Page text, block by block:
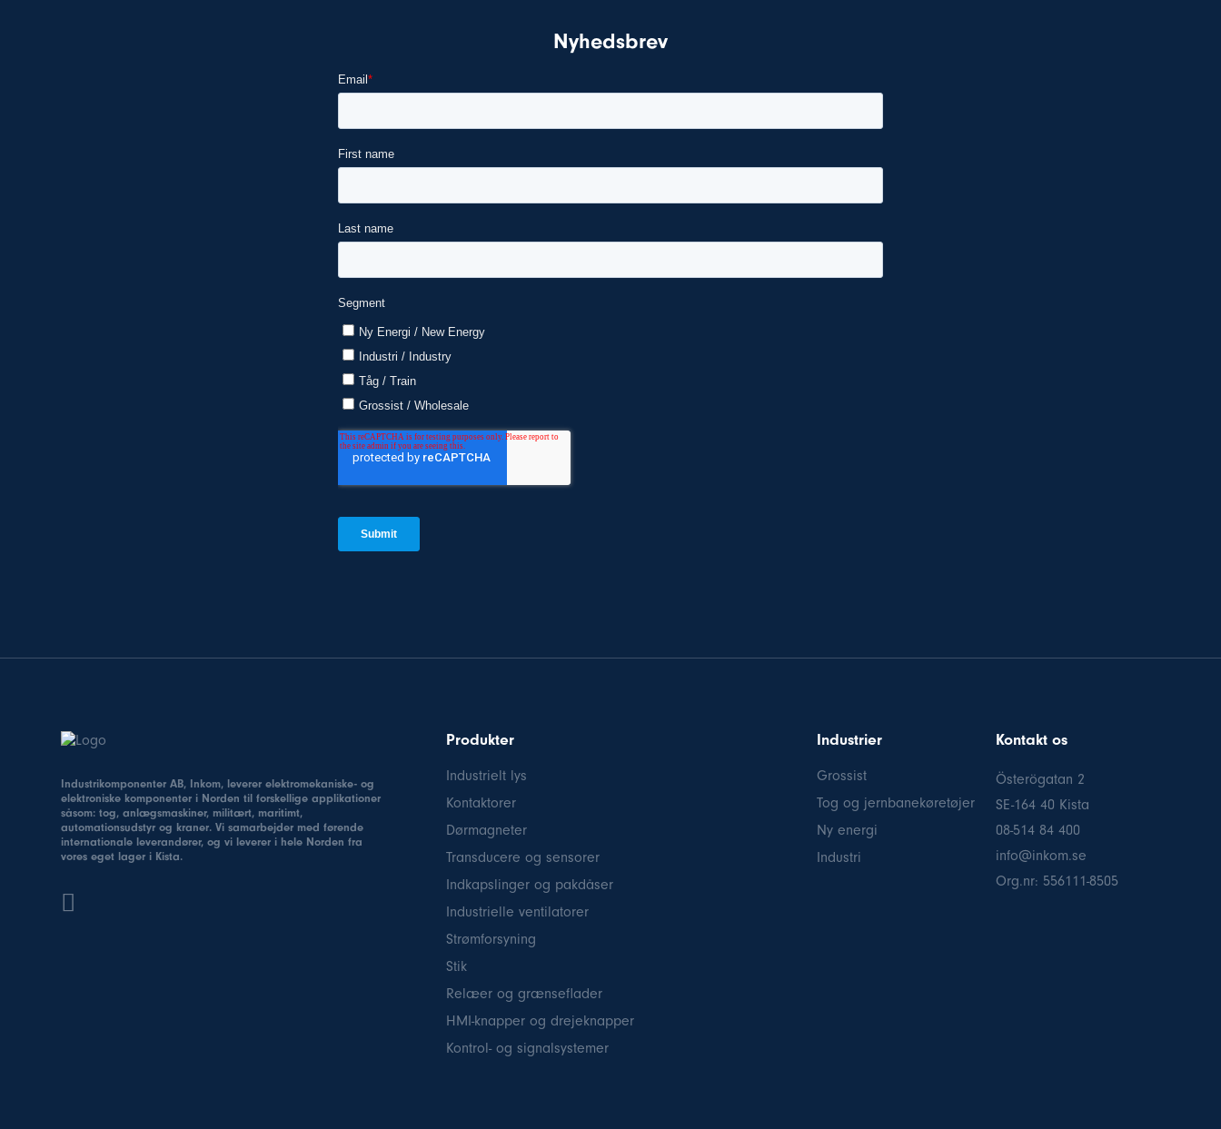
Nyhedsbrev
Industrikomponenter AB, Inkom, leverer elektromekaniske- og
elektroniske komponenter i Norden til forskellige applikationer
såsom: tog, anlægsmaskiner, militært, maritimt,
automationsudstyr og kraner. Vi samarbejder med førende
internationale leverandører, og vi leverer i hele Norden fra
vores eget lager i Kista.
Produkter
Industrielt lys
Kontaktorer
Dørmagneter
Transducere og sensorer
Indkapslinger og pakdåser
Industrielle ventilatorer
Strømforsyning
Stik
Relæer og grænseflader
HMI-knapper og drejeknapper
Kontrol- og signalsystemer
Industrier
Grossist
Tog og jernbanekøretøjer
Ny energi
Industri
Kontakt os
Österögatan 2
SE-164 40 Kista
08-514 84 400
info@inkom.se
Org.nr: 556111-8505